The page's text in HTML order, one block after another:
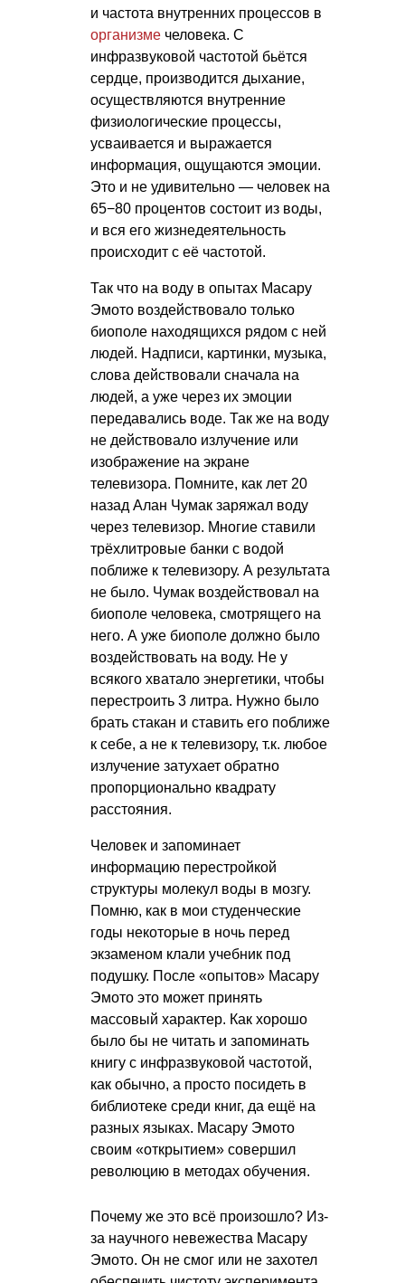
и частота внутренних процессов в
организме человека. С
инфразвуковой частотой бьётся
сердце, производится дыхание,
осуществляются внутренние
физиологические процессы,
усваивается и выражается
информация, ощущаются эмоции.
Это и не удивительно — человек на
65−80 процентов состоит из воды,
и вся его жизнедеятельность
происходит с её частотой.
Так что на воду в опытах Масару
Эмото воздействовало только
биополе находящихся рядом с ней
людей. Надписи, картинки, музыка,
слова действовали сначала на
людей, а уже через их эмоции
передавались воде. Так же на воду
не действовало излучение или
изображение на экране
телевизора. Помните, как лет 20
назад Алан Чумак заряжал воду
через телевизор. Многие ставили
трёхлитровые банки с водой
поближе к телевизору. А результата
не было. Чумак воздействовал на
биополе человека, смотрящего на
него. А уже биополе должно было
воздействовать на воду. Не у
всякого хватало энергетики, чтобы
перестроить 3 литра. Нужно было
брать стакан и ставить его поближе
к себе, а не к телевизору, т.к. любое
излучение затухает обратно
пропорционально квадрату
расстояния.
Человек и запоминает
информацию перестройкой
структуры молекул воды в мозгу.
Помню, как в мои студенческие
годы некоторые в ночь перед
экзаменом клали учебник под
подушку. После «опытов» Масару
Эмото это может принять
массовый характер. Как хорошо
было бы не читать и запоминать
книгу с инфразвуковой частотой,
как обычно, а просто посидеть в
библиотеке среди книг, да ещё на
разных языках. Масару Эмото
своим «открытием» совершил
революцию в методах обучения.
Почему же это всё произошло? Из-
за научного невежества Масару
Эмото. Он не смог или не захотел